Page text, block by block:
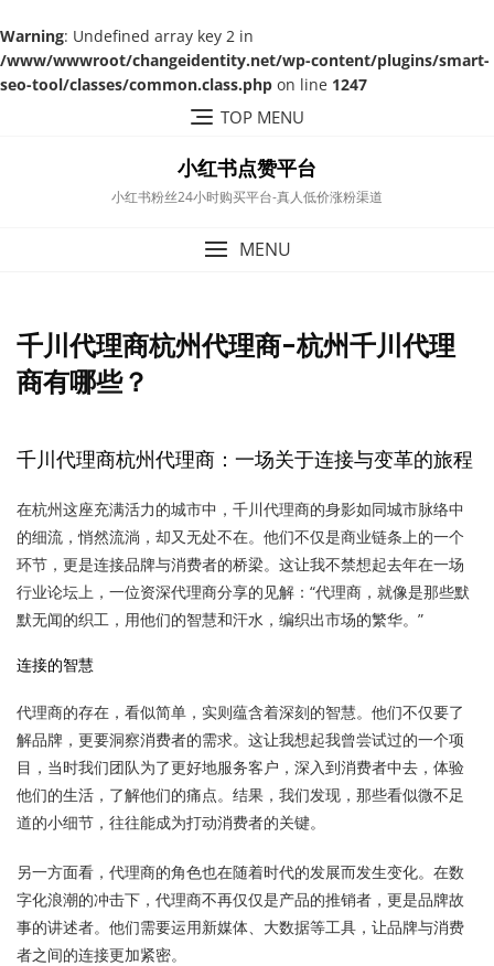
Warning: Undefined array key 2 in
/www/wwwroot/changeidentity.net/wp-content/plugins/smart-
seo-tool/classes/common.class.php on line 1247
TOP MENU
小红书点赞平台
小红书粉丝24小时购买平台-真人低价涨粉渠道
MENU
千川代理商杭州代理商-杭州千川代理
商有哪些？
千川代理商杭州代理商：一场关于连接与变革的旅程
在杭州这座充满活力的城市中，千川代理商的身影如同城市脉络中
的细流，悄然流淌，却又无处不在。他们不仅是商业链条上的一个
环节，更是连接品牌与消费者的桥梁。这让我不禁想起去年在一场
行业论坛上，一位资深代理商分享的见解：“代理商，就像是那些默
默无闻的织工，用他们的智慧和汗水，编织出市场的繁华。”
连接的智慧
代理商的存在，看似简单，实则蕴含着深刻的智慧。他们不仅要了
解品牌，更要洞察消费者的需求。这让我想起我曾尝试过的一个项
目，当时我们团队为了更好地服务客户，深入到消费者中去，体验
他们的生活，了解他们的痛点。结果，我们发现，那些看似微不足
道的小细节，往往能成为打动消费者的关键。
另一方面看，代理商的角色也在随着时代的发展而发生变化。在数
字化浪潮的冲击下，代理商不再仅仅是产品的推销者，更是品牌故
事的讲述者。他们需要运用新媒体、大数据等工具，让品牌与消费
者之间的连接更加紧密。